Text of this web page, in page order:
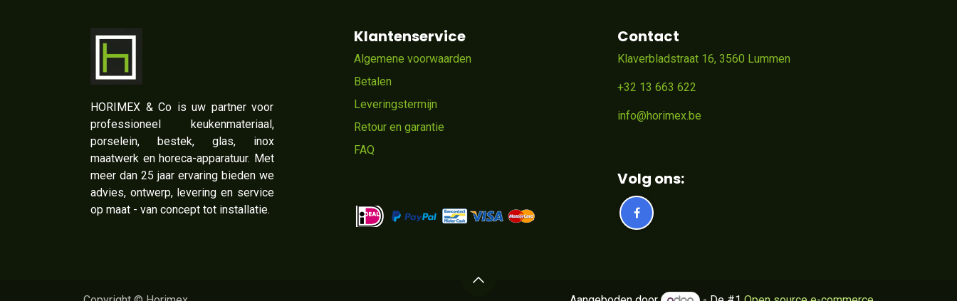
Klantenservice
Algemene voorwaarden
Betalen
Leveringstermijn
Retour en garantie
FAQ
Contact
Klaverbladstraat 16, 3560 Lummen
+32 13 663 622
info@horimex.be
Volg ons:
​HORIMEX & Co is uw partner voor
professioneel keukenmateriaal,
porselein, bestek, glas, inox
maatwerk en horeca-apparatuur. Met
meer dan 25 jaar ervaring bieden we
advies, ontwerp, levering en service
op maat - van concept tot installatie.